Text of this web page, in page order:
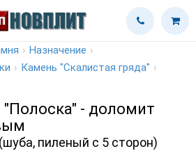
› Назначение ›
› Камень "Скалистая гряда" ›
- доломит
пиленый с 5 сторон)